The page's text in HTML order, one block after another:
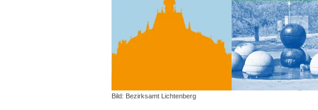
Bild: Bezirksamt Lichtenberg